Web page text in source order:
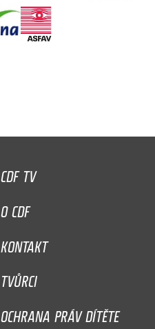
CDF TV
O CDF
KONTAKT
TVŮRCI
OCHRANA PRÁV DÍTĚTE